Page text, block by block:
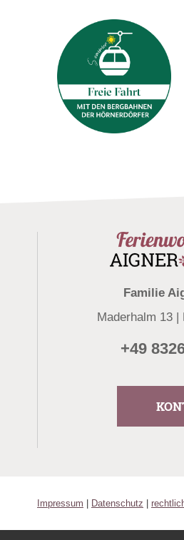
Familie
Maderhalm 13 |
+49
Impressum Datenschutz